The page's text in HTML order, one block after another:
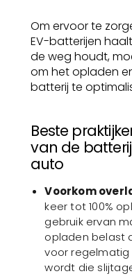
Om ervoor te
EV-batterijen
de weg houdt,
om het opladen
batterij te
Beste
van de
auto
Voorkom
keer tot 100%
gebruik ervan
opladen belast
voor regelmatig
wordt die